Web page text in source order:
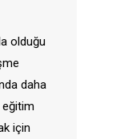
olduğu
daha
eğitim
için